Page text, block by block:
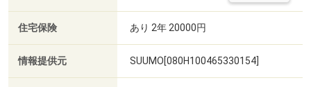
住宅保険 あり 2年 20000円
情報提供元 SUUMO[080H100465330154]